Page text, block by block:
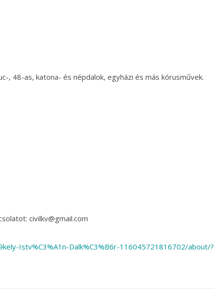
, 48-as, katona- és népdalok, egyházi és más kórusművek.
civilkv@gmail.com
Istv%C3%A1n-Dalk%C3%B6r-116045721816702/about/?